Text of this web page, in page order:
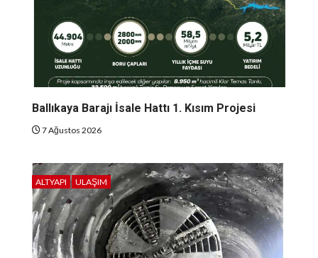
Ballıkaya Barajı İsale Hattı 1. Kısım Projesi
7 Ağustos 2026
ALTYAPI ULAŞIM